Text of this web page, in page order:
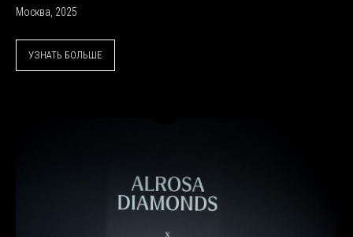
Москва, 2025
УЗНАТЬ БОЛЬШЕ